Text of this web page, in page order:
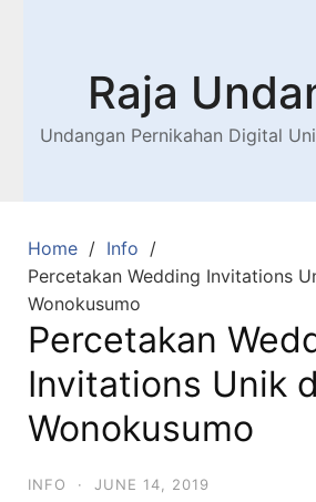
Raja
Undangan Pernikahan Digital
Home
Info
Percetakan Wedding Invitations
Wonokusumo
Percetakan
Invitations Unik
Wonokusumo
INFO · JUNE 14, 2019